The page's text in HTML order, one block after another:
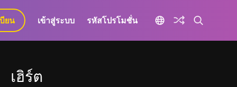
ยน เข้าสู่ระบบ รหัสโปรโมชั่น
เฮิร์ต